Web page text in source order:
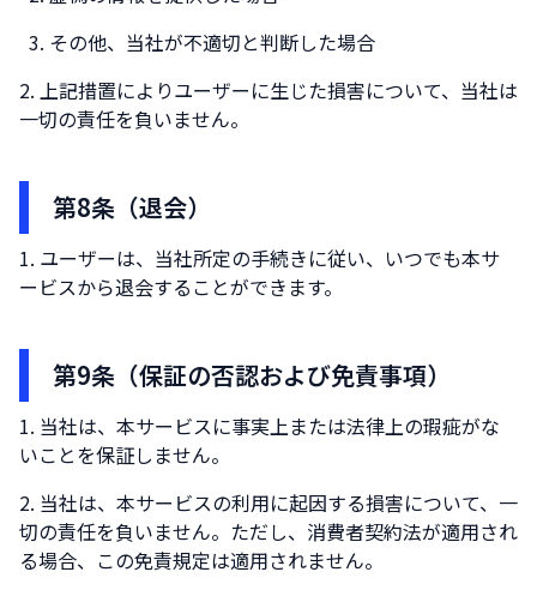
その他、当社が不適切と判断した場合
上記措置によりユーザーに生じた損害について、当社は
一切の責任を負いません。
第8条（退会）
ユーザーは、当社所定の手続きに従い、いつでも本サ
ービスから退会することができます。
第9条（保証の否認および免責事項）
当社は、本サービスに事実上または法律上の瑕疵がな
いことを保証しません。
当社は、本サービスの利用に起因する損害について、一
切の責任を負いません。ただし、消費者契約法が適用され
る場合、この免責規定は適用されません。